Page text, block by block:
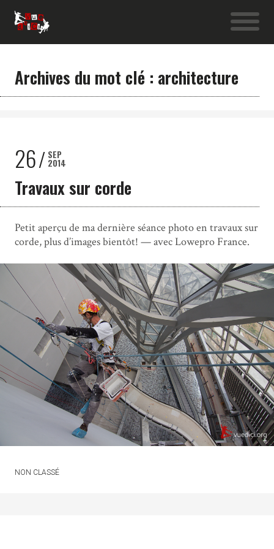
Archives du mot clé : architecture
26 SEP
2014
Travaux sur corde
Petit aperçu de ma dernière séance photo en travaux sur
corde, plus d’images bientôt! — avec Lowepro France.
NON CLASSÉ